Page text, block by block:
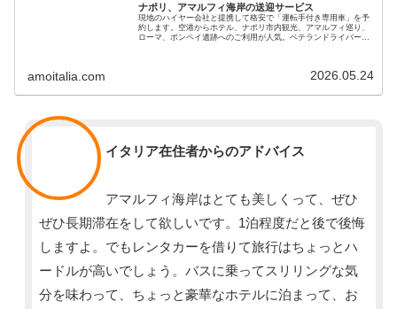
ナポリ、アマルフィ海岸の送迎サービス
現地のハイヤー会社と提携して格安で「運転手付き専用車」を予
約します。空港からホテル、ナポリ市内観光、アマルフィ巡り、
ローマ、ポンペイ遺跡へのご利用が人気。ベテランドライバーで
amoitalia.com 2026.05.24
イタリア在住者からのアドバイス
アマルフィ海岸はとても美しくって、ぜひ
ぜひ長期滞在をして欲しいです。1泊程度だと後で後悔
しますよ。でもレンタカーを借りて旅行はちょっとハ
ードルが高いでしょう。バスに乗ってスリリングな気
分を味わって、ちょっと豪華なホテルに泊まって、お